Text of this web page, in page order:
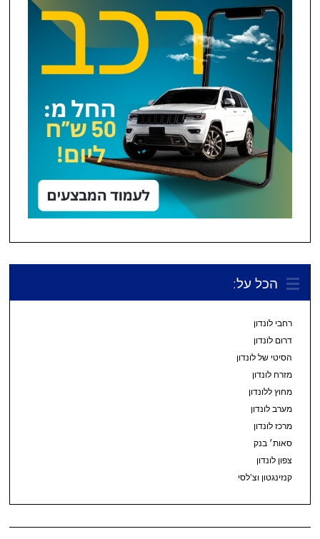
הכל על:
רחבי לונדון
דרום לונדון
הסיטי של לונדון
מזרח לונדון
מחוץ ללונדון
מערב לונדון
מרכז לונדון
סאות׳ בנק
צפון לונדון
קנזינגטון וצ’לסי